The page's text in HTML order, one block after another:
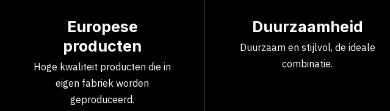
Europese
producten
Hoge kwaliteit producten die in
eigen fabriek worden
geproduceerd.
Duurzaamheid
Duurzaam en stijlvol, de ideale
combinatie.